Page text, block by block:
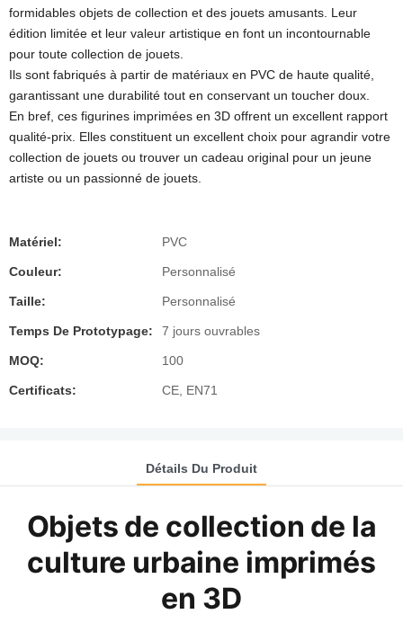
formidables objets de collection et des jouets amusants. Leur
édition limitée et leur valeur artistique en font un incontournable
pour toute collection de jouets.
Ils sont fabriqués à partir de matériaux en PVC de haute qualité,
garantissant une durabilité tout en conservant un toucher doux.
En bref, ces figurines imprimées en 3D offrent un excellent rapport
qualité-prix. Elles constituent un excellent choix pour agrandir votre
collection de jouets ou trouver un cadeau original pour un jeune
artiste ou un passionné de jouets.
Matériel: PVC
Couleur: Personnalisé
Taille: Personnalisé
Temps De Prototypage: 7 jours ouvrables
MOQ: 100
Certificats: CE, EN71
Détails Du Produit
Objets de collection de la
culture urbaine imprimés
en 3D